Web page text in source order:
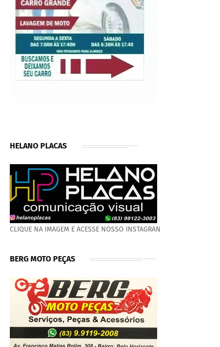
HELANO PLACAS
CLIQUE NA IMAGEM E ACESSE NOSSO INSTAGRAN
BERG MOTO PEÇAS